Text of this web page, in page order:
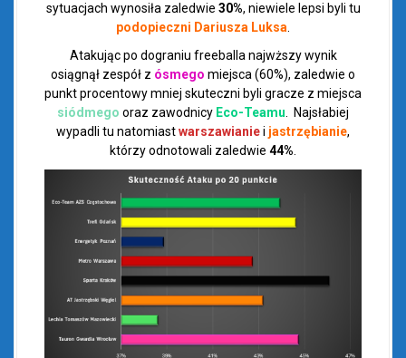
sytuacjach wynosiła zaledwie 30%, niewiele lepsi byli tu
podopieczni Dariusza Luksa
Atakując po dograniu freeballa najwższy wynik
osiągnął zespół z ósmego miejsca (60%), zaledwie o
punkt procentowy mniej skuteczni byli gracze z miejsca
siódmego oraz zawodnicy Eco-Teamu . Najsłabiej
wypadli tu natomiastwarszawianiei jastrzębianie,
którzy odnotowali zaledwie 44%